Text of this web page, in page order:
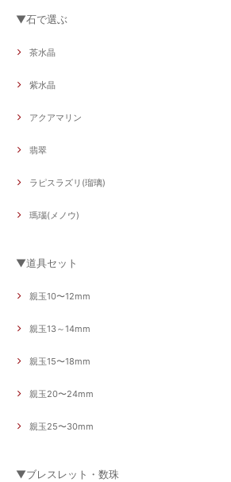
▼石で選ぶ
茶水晶
紫水晶
アクアマリン
翡翠
ラピスラズリ(瑠璃)
瑪瑙(メノウ)
▼道具セット
親玉10〜12mm
親玉13～14mm
親玉15〜18mm
親玉20〜24mm
親玉25〜30mm
▼ブレスレット・数珠